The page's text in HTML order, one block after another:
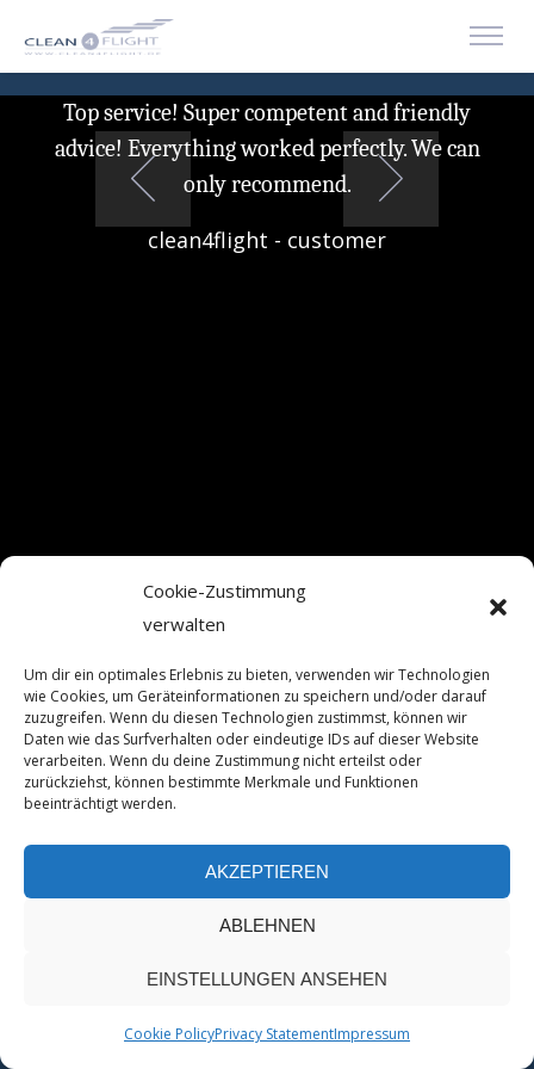
Cookie-Zustimmung
verwalten
Um dir ein optimales Erlebnis zu bieten, verwenden wir Technologien
wie Cookies, um Geräteinformationen zu speichern und/oder darauf
zuzugreifen. Wenn du diesen Technologien zustimmst, können wir
Daten wie das Surfverhalten oder eindeutige IDs auf dieser Website
verarbeiten. Wenn du deine Zustimmung nicht erteilst oder
zurückziehst, können bestimmte Merkmale und Funktionen
beeinträchtigt werden.
AKZEPTIEREN
ABLEHNEN
EINSTELLUNGEN ANSEHEN
Cookie PolicyPrivacy StatementImpressum
Top service! Super competent and friendly
advice! Everything worked perfectly. We can
only recommend.
clean4flight - customer
FRONTPAGE|IMPRESSUM|PRIVACY POLICY|COOKIE-
POLICY (EU)
BERSALDI – CREATIVE OFFICE